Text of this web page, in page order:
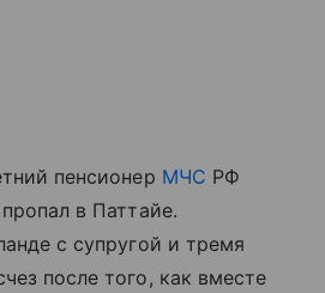
пенсионер МЧС РФ
в Паттайе.
с супругой и тремя
после того, как вместе